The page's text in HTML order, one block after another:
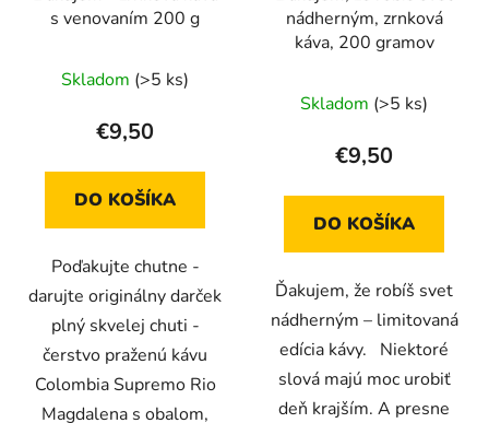
s venovaním 200 g
Skladom (>5 ks)
€9,50
DO KOŠÍKA
Poďakujte chutne -
darujte originálny darček
plný skvelej chuti -
čerstvo praženú kávu
Colombia Supremo Rio
Magdalena s obalom,
nádherným, zrnková
káva, 200 gramov
Skladom (>5 ks)
€9,50
DO KOŠÍKA
Ďakujem, že robíš svet
nádherným – limitovaná
edícia kávy. Niektoré
slová majú moc urobiť
deň krajším. A presne